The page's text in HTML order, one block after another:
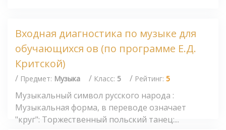
Входная диагностика по музыке для
обучающихся ов (по программе Е.Д.
Критской)
/ Предмет: Музыка / Класс: 5 / Рейтинг: 5
Музыкальный символ русского народа :
Музыкальная форма, в переводе означает
"круг": Торжественный польский танец:...